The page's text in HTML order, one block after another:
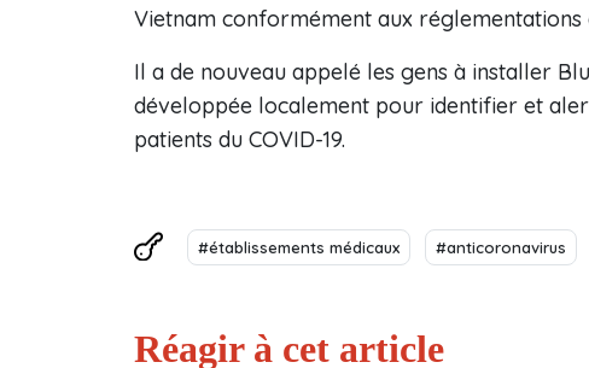
Vietnam conformément aux réglementations
Il a de nouveau appelé les gens à installer
développée localement pour identifier et
patients du COVID-19.
#établissements médicaux #anticoronavirus